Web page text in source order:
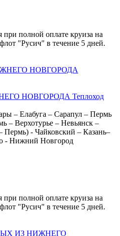
при полной оплате круиза на
"Русич" в течение 5 дней.
НОВГОРОДА Теплоход
– Елабуга – Сарапул – Пермь
– Верхотурье – Невьянск –
Пермь) - Чайковский – Казань–
- Нижний Новгород
при полной оплате круиза на
"Русич" в течение 5 дней.